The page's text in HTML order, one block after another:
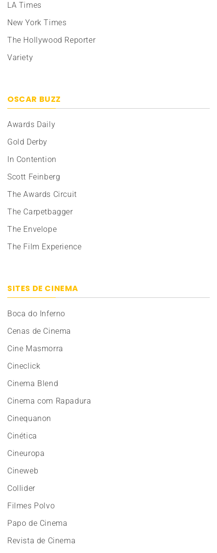
LA Times
New York Times
The Hollywood Reporter
Variety
OSCAR BUZZ
Awards Daily
Gold Derby
In Contention
Scott Feinberg
The Awards Circuit
The Carpetbagger
The Envelope
The Film Experience
SITES DE CINEMA
Boca do Inferno
Cenas de Cinema
Cine Masmorra
Cineclick
Cinema Blend
Cinema com Rapadura
Cinequanon
Cinética
Cineuropa
Cineweb
Collider
Filmes Polvo
Papo de Cinema
Revista de Cinema